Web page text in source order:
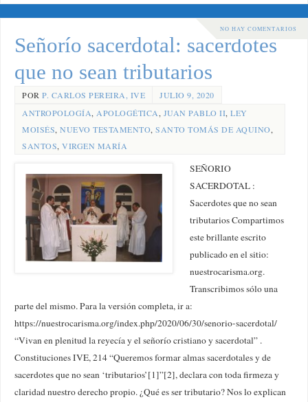
NO HAY COMENTARIOS
Señorío sacerdotal: sacerdotes
que no sean tributarios
PORP. CARLOS PEREIRA, IVE
JULIO 9, 2020
ANTROPOLOGÍA, APOLOGÉTICA, JUAN PABLO II,LEY
MOISÉS,NUEVO TESTAMENTO,SANTO TOMÁS DE AQUINO,
SANTOS,VIRGEN MARÍA
SEÑORIO
SACERDOTAL :
Sacerdotes que no sean
tributarios Compartimos
este brillante escrito
publicado en el sitio:
nuestrocarisma.org.
Transcribimos sólo una
parte del mismo. Para la versión completa, ir a:
https://nuestrocarisma.org/index.php/2020/06/30/senorio-sacerdotal/
“Vivan en plenitud la reyecía y el señorío cristiano y sacerdotal” .
Constituciones IVE, 214 “Queremos formar almas sacerdotales y de
sacerdotes que no sean ‘tributarios’[1]”[2], declara con toda firmeza y
claridad nuestro derecho propio. ¿Qué es ser tributario? Nos lo explican